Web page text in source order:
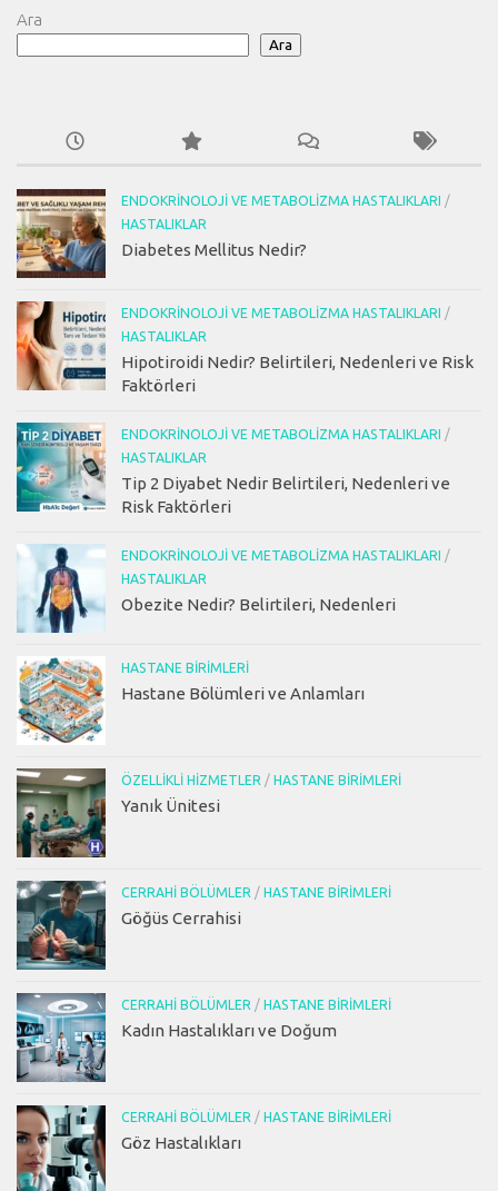
Ara
Ara
ENDOKRINOLOJI VE METABOLIZMA HASTALIKLARI
/
HASTALIKLAR
Diabetes Mellitus Nedir?
ENDOKRINOLOJI VE METABOLIZMA HASTALIKLARI
/
HASTALIKLAR
Hipotiroidi Nedir? Belirtileri, Nedenleri ve Risk
Faktörleri
ENDOKRINOLOJI VE METABOLIZMA HASTALIKLARI
/
HASTALIKLAR
Tip 2 Diyabet Nedir Belirtileri, Nedenleri ve
Risk Faktörleri
ENDOKRINOLOJI VE METABOLIZMA HASTALIKLARI
/
HASTALIKLAR
Obezite Nedir? Belirtileri, Nedenleri
HASTANE BIRIMLERI
Hastane Bölümleri ve Anlamları
ÖZELLIKLI HIZMETLER / HASTANE BIRIMLERI
Yanık Ünitesi
CERRAHI BÖLÜMLER / HASTANE BIRIMLERI
Göğüs Cerrahisi
CERRAHI BÖLÜMLER / HASTANE BIRIMLERI
Kadın Hastalıkları ve Doğum
CERRAHI BÖLÜMLER / HASTANE BIRIMLERI
Göz Hastalıkları